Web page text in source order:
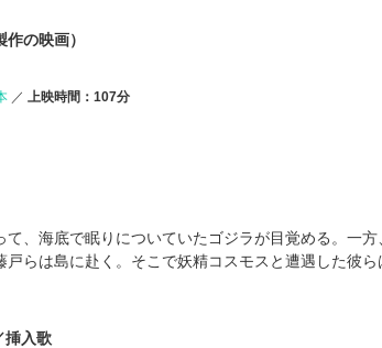
作の映画）
上映時間：107分
、海底で眠りについていたゴジラが目覚める。一方
らは島に赴く。そこで妖精コスモスと遭遇した彼
挿入歌